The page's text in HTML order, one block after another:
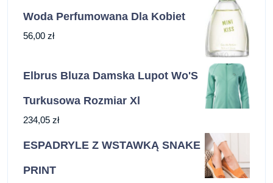
Woda Perfumowana Dla Kobiet
56,00 zł
Elbrus Bluza Damska Lupot Wo'S
Turkusowa Rozmiar Xl
234,05 zł
ESPADRYLE Z WSTAWKĄ SNAKE
PRINT